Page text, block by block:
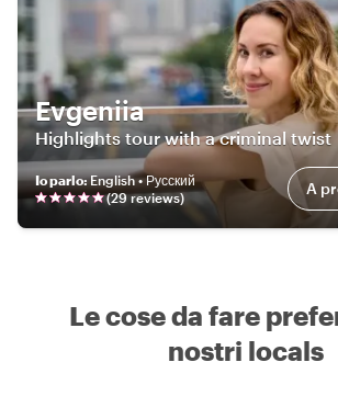
Evgeniia
Highlights tour with a criminal twist
Io parlo:English • Русский
(29reviews) A
Le cose da fare
nostri locals